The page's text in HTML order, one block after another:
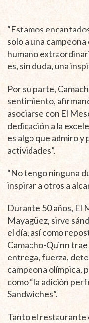
“Estamos
solo a una
humano
es, sin duda, una
Por su parte,
sentimiento,
asociarse con El
dedicación a la
es algo que admiro y
actividades”.
“No tengo ninguna
inspirar a otros a
Durante 50 años, El
Mayagüez, sirve
el día, así como
Camacho-Quinn trae
entrega, fuerza,
campeona olímpica,
como “la adición
Sandwiches”.
Tanto el restaurante